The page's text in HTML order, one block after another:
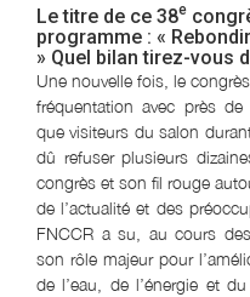
Le titre de ce 38e
programme : «
» Quel bilan tirez-vous
Une nouvelle fois, le
fréquentation avec près
que visiteurs du salon
dû refuser plusieurs
congrès et son fil rouge
de l’actualité et des
FNCCR a su, au cours
son rôle majeur pour
de l’eau, de l’énergie et